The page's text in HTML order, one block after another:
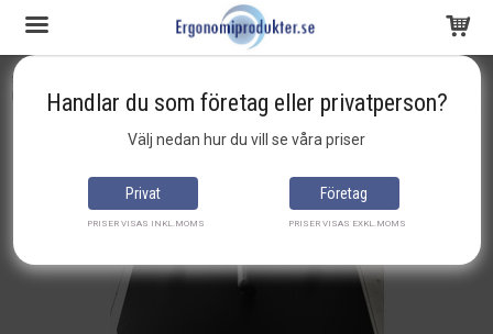
Produkten har blivit tillagd i varukorgen
Startsida
Matting - Golvskydd 120 x 150 cm Utan Pigg 2,4MM Svart Entrematta
Handlar du som företag eller privatperson?
Välj nedan hur du vill se våra priser
Privat
PRISER VISAS INKL.MOMS
Företag
PRISER VISAS EXKL.MOMS